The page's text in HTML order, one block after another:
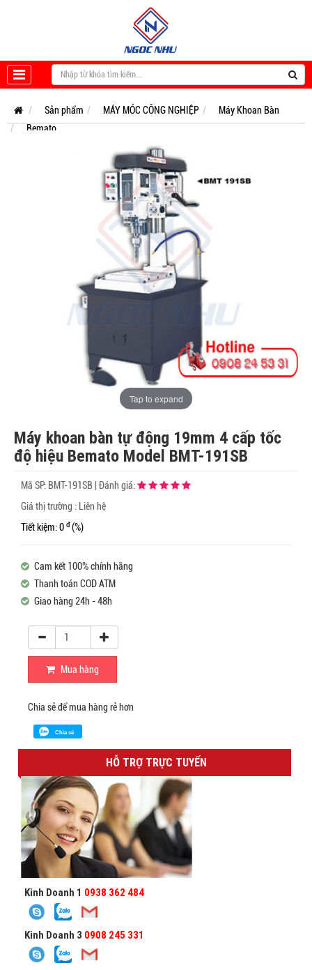
Sản phẩm MÁY MÓC CÔNG NGHIỆP
Máy Khoan Bàn
Bemato
Tap to expand
Máy khoan bàn tự động 19mm 4 cấp tốc
độ hiệu Bemato Model BMT-191SB
Mã SP: BMT-191SB Đánh giá:
Giá thị trường : Liên hệ
Tiết kiệm: 0 đ (%)
Cam kết 100% chính hãng
Thanh toán COD ATM
Giao hàng 24h - 48h
Mua hàng
Chia sẻ để mua hàng rẻ hơn
Chia sẻ
HỖ TRỢ TRỰC TUYẾN
Kinh Doanh 1 0938 362 484
Kinh Doanh 3 0908 245 331